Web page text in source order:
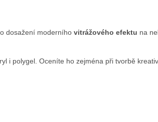
dosažení moderního vitrážového efektu na
i polygel. Oceníte ho zejména při tvorbě